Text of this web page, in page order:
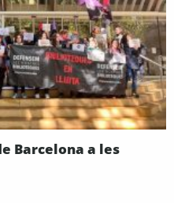
Barcelona a les